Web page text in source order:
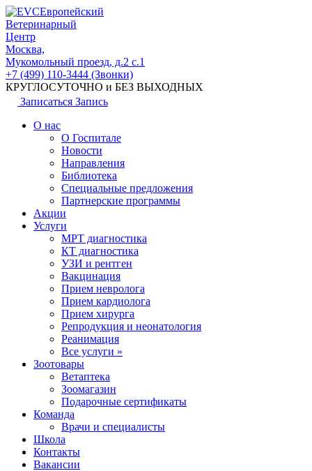
Европейский
Ветеринарный
Центр
Москва,
Мукомольный проезд, д.2 с.1
+7 (499) 110-3444 (Звонки)
КРУГЛОСУТОЧНО и БЕЗ ВЫХОДНЫХ
Записаться Запись
О нас
О Госпитале
Новости
Направления
Библиотека
Специальные предложения
Партнерские программы
Акции
Услуги
МРТ диагностика
КТ диагностика
УЗИ и рентген
Вакцинация
Прием невролога
Прием кардиолога
Прием хирурга
Репродукция и неонатология
Реанимация
Все услуги »
Зоотовары
Ветаптека
Зоомагазин
Подарочные сертификаты
Команда
Врачи и специалисты
Школа
Контакты
Вакансии